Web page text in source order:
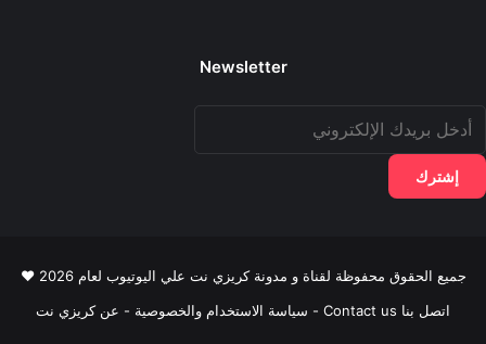
Newsletter
أدخل
بريدك
الإلكتروني
جميع الحقوق محفوظة لقناة و مدونة كريزي نت علي اليوتيوب لعام 2026 ♥
اتصل بنا Contact us
- سياسة الاستخدام والخصوصية - عن كريزي نت